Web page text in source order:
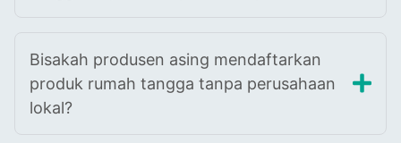
Bisakah produsen asing mendaftarkan
produk rumah tangga tanpa perusahaan
lokal?